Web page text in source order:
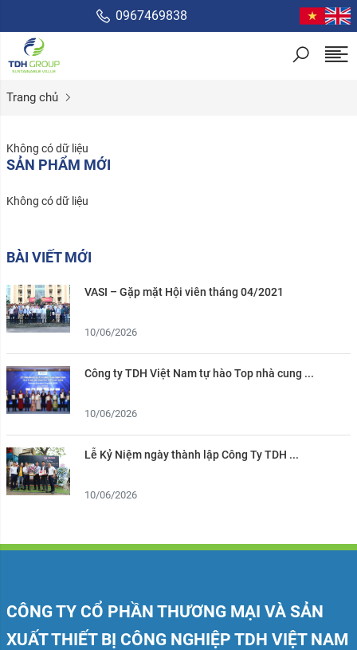
0967469838
Trang chủ
Không có dữ liệu
SẢN PHẨM MỚI
Không có dữ liệu
BÀI VIẾT MỚI
VASI – Gặp mặt Hội viên tháng 04/2021
10/06/2026
Công ty TDH Việt Nam tự hào Top nhà cung ...
10/06/2026
Lễ Kỷ Niệm ngày thành lập Công Ty TDH ...
10/06/2026
CÔNG TY CỔ PHẦN THƯƠNG MẠI VÀ SẢN
XUẤT THIẾT BỊ CÔNG NGHIỆP TDH VIỆT NAM